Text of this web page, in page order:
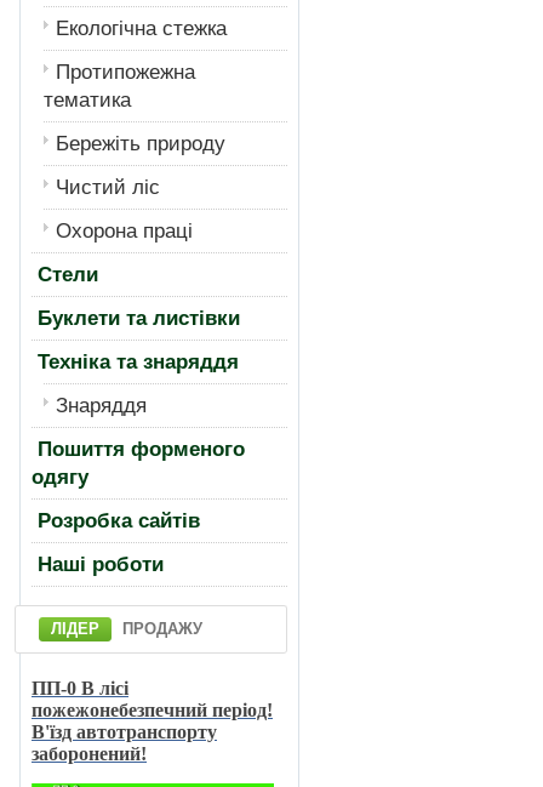
Екологiчна стежка
Протипожежна
тематика
Бережiть природу
Чистий лiс
Охорона працi
Стели
Буклети та листівки
Техніка та знаряддя
Знаряддя
Пошиття форменого
одягу
Розробка сайтів
Нашi роботи
ЛІДЕР ПРОДАЖУ
ПП-0 В лici
пожежонебезпечний перiод!
В'їзд автотранспорту
заборонений!